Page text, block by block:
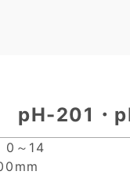
201・
0～14